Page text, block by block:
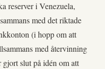
reserver i Venezuela,
med det riktade
(i hopp om att
med återvinning
gjort slut på idén om att